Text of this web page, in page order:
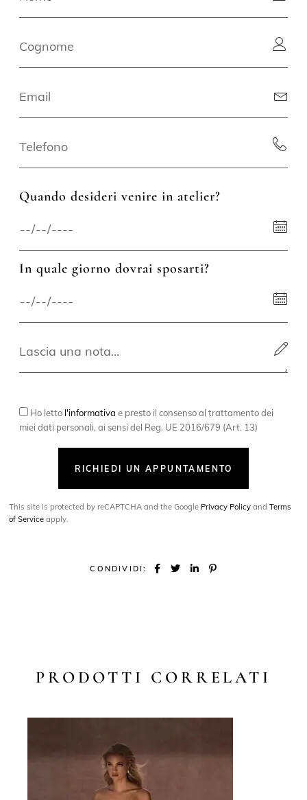
Quando desideri venire in atelier?
In quale giorno dovrai sposarti?
Ho letto l'informativa e presto il consenso al trattamento dei
miei dati personali, ai sensi del Reg. UE 2016/679 (Art. 13)
RICHIEDI UN APPUNTAMENTO
This site is protected by reCAPTCHA and the Google Privacy Policy andTerms
of Service apply.
CONDIVIDI:
PRODOTTI CORRELATI